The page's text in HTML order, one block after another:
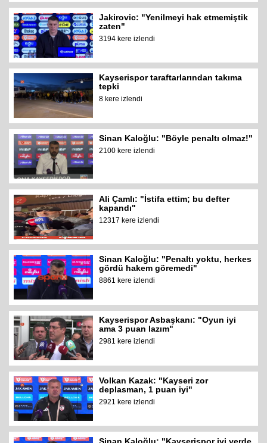
Jakirovic: "Yenilmeyi hak etmemiştik
zaten"
3194 kere izlendi
Kayserispor taraftarlarından takıma
tepki
8 kere izlendi
Sinan Kaloğlu: "Böyle penaltı olmaz!"
2100 kere izlendi
Ali Çamlı: "İstifa ettim; bu defter
kapandı"
12317 kere izlendi
Sinan Kaloğlu: "Penaltı yoktu, herkes
gördü hakem göremedi"
8861 kere izlendi
Kayserispor Asbaşkanı: "Oyun iyi
ama 3 puan lazım"
2981 kere izlendi
Volkan Kazak: "Kayseri zor
deplasman, 1 puan iyi"
2921 kere izlendi
Sinan Kaloğlu: "Kayserispor iyi yerde